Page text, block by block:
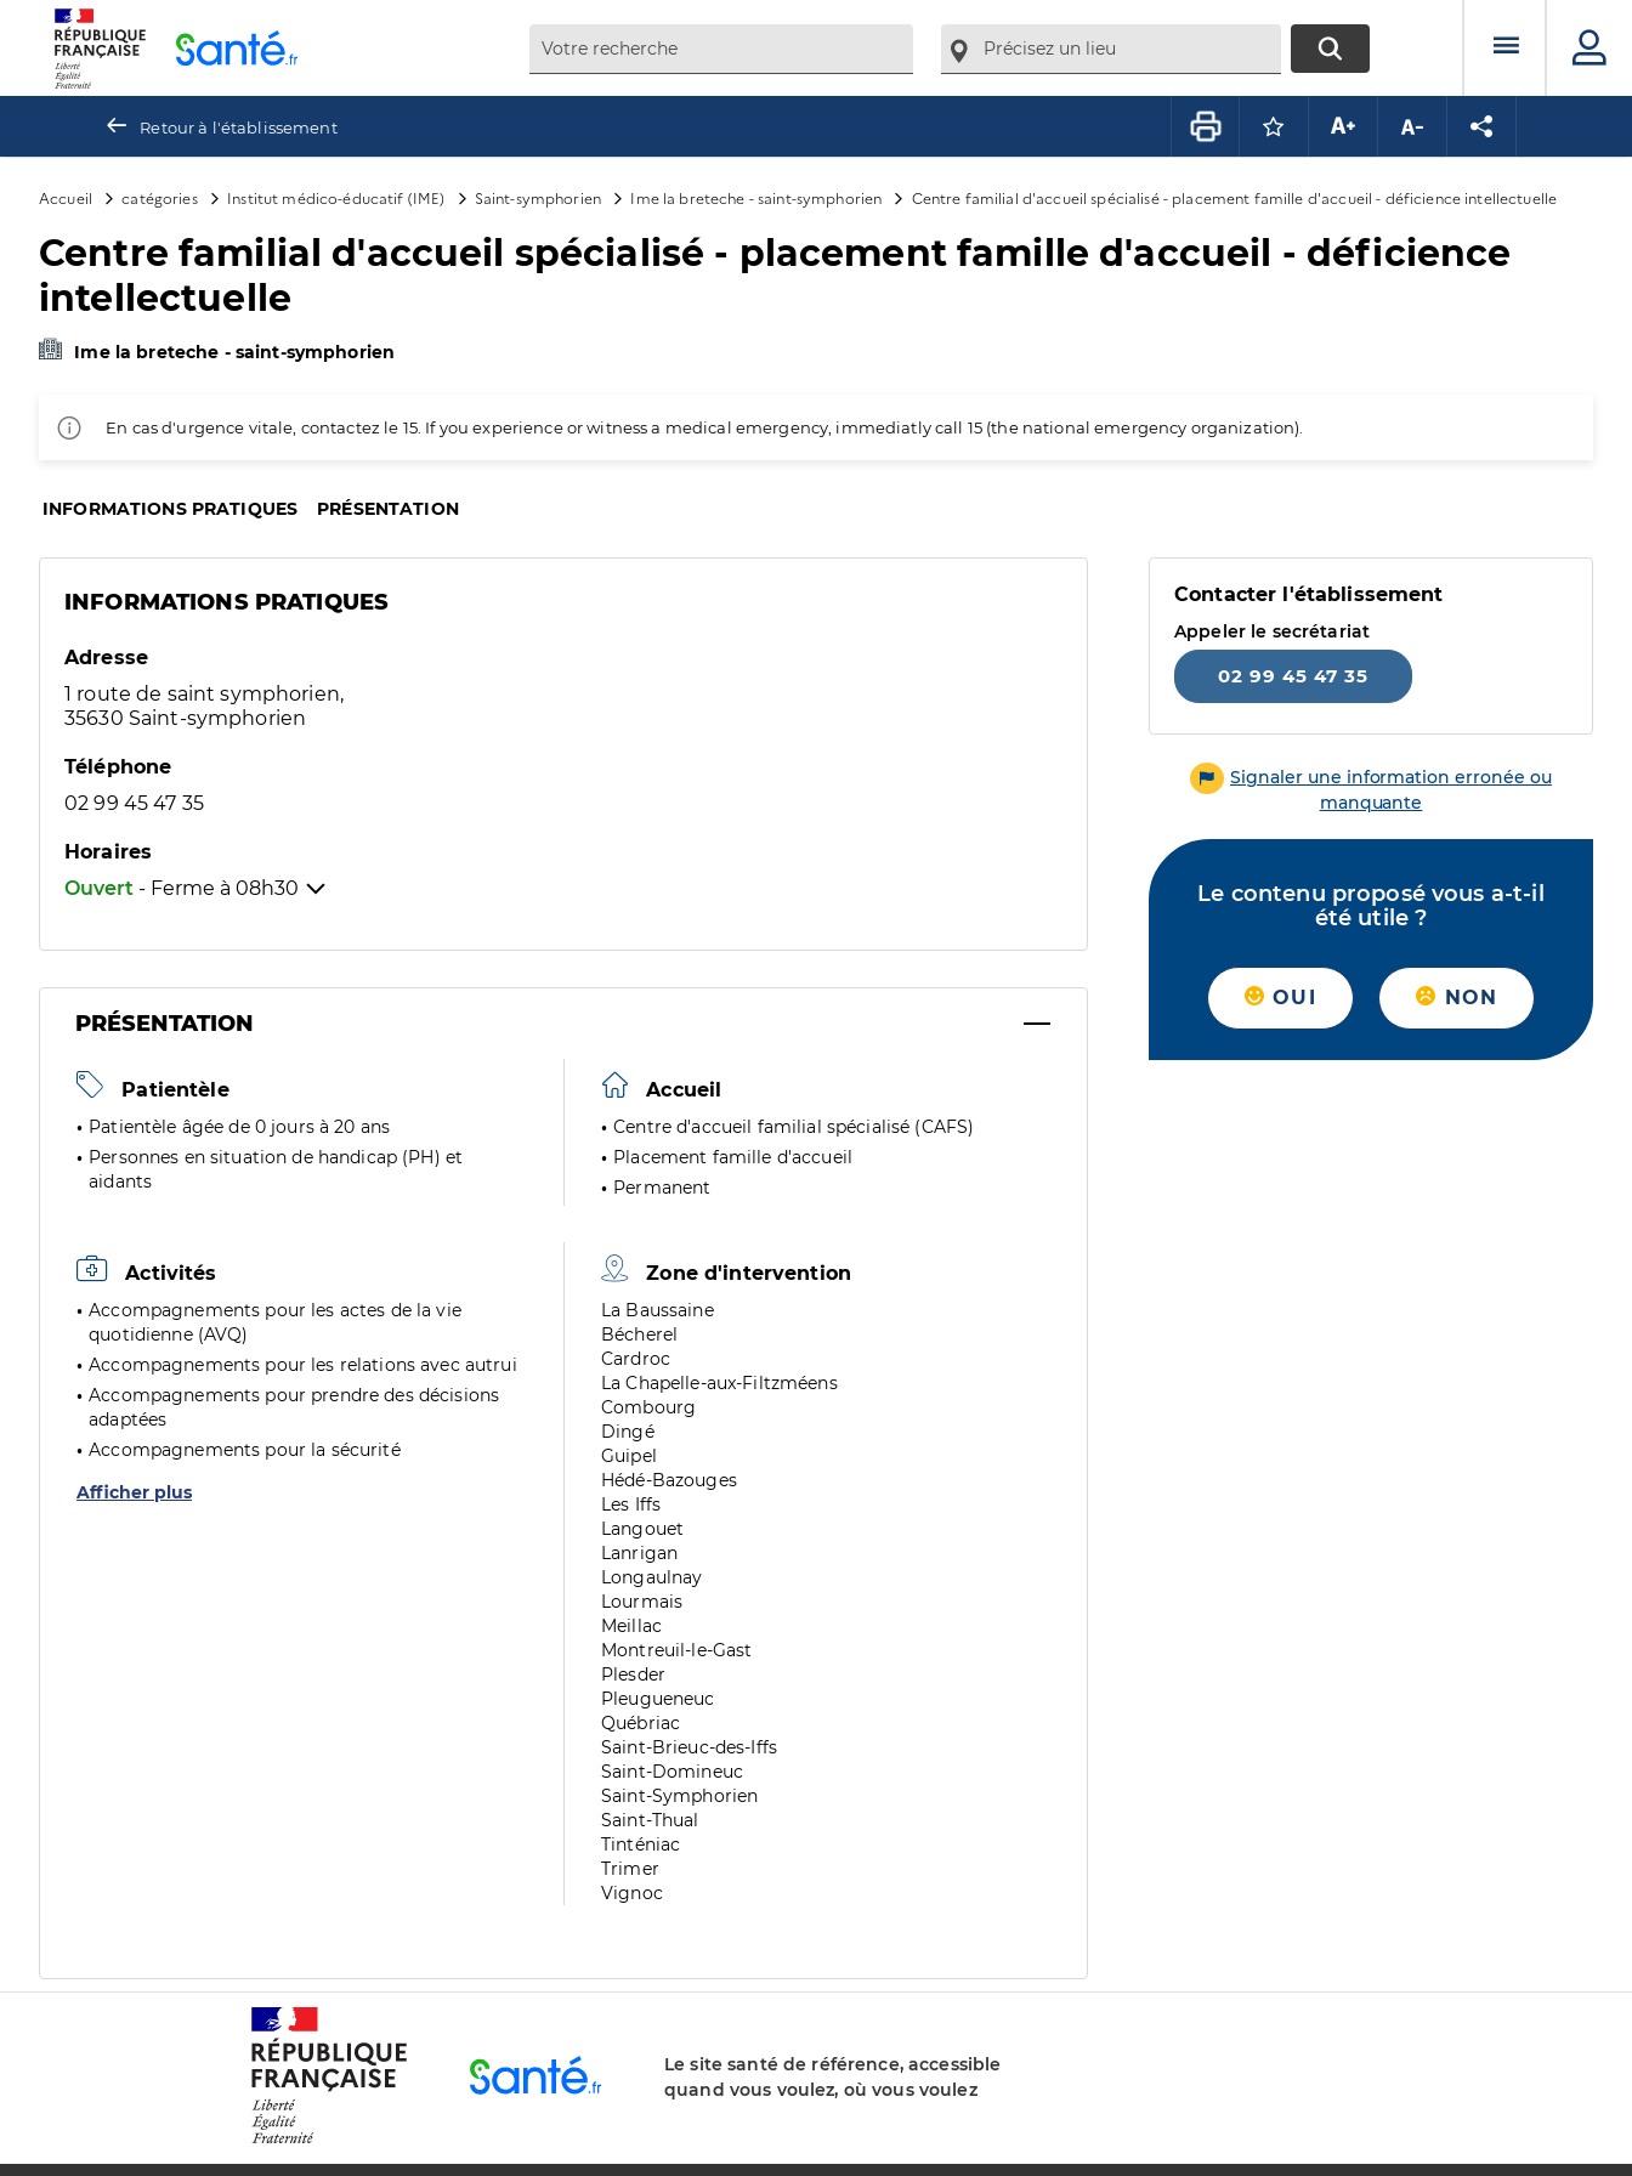
RECHERCHERMenu
Retour à l'établissement Connectez-vous pour mettre ce
Augmenter la taille du texte
Diminuer la taille du
Partager la
Accueil catégories Institut médico-éducatif (IME) Saint-symphorien Ime la breteche - saint-symphorien Centre familial d'accueil spécialisé - placement famille d'accueil - déficience intellectuelle
Centre familial d'accueil spécialisé - placement famille d'accueil - déficience
intellectuelle
Ime la breteche - saint-symphorien
En cas d'urgence vitale, contactez le 15. If you experience or witness a medical emergency, immediatly call 15 (the national emergency organization).
INFORMATIONS PRATIQUES PRÉSENTATION
INFORMATIONS PRATIQUES
Adresse
1 route de saint symphorien,
35630 Saint-symphorien
Téléphone
02 99 45 47 35
Horaires
Ouvert - Ferme à 08h30
PRÉSENTATION
Patientèle
Patientèle âgée de 0 jours à 20 ans
Personnes en situation de handicap (PH) et
aidants
Accueil
Centre d'accueil familial spécialisé (CAFS)
Placement famille d'accueil
Permanent
Activités
Accompagnements pour les actes de la vie
quotidienne (AVQ)
Accompagnements pour les relations avec autrui
Accompagnements pour prendre des décisions
adaptées
Accompagnements pour la sécurité
Afficher plus
Zone d'intervention
Zone
de
division
La Baussaine
Zone
de
division
Bécherel
Zone
de
division
Cardroc
Zone
de
division
La Chapelle-aux-Filtzméens
Zone
de
division
Combourg
Zone
de
division
Dingé
Zone
de
division
Guipel
Zone
de
division
Hédé-Bazouges
Zone
de
division
Les Iffs
Zone
de
division
Langouet
Zone
de
division
Lanrigan
Zone
de
division
Longaulnay
Zone
de
division
Lourmais
Zone
de
division
Meillac
Zone
de
division
Montreuil-le-Gast
Zone
de
division
Plesder
Zone
de
division
Pleugueneuc
Zone
de
division
Québriac
Zone
de
division
Saint-Brieuc-des-Iffs
Zone
de
division
Saint-Domineuc
Zone
de
division
Saint-Symphorien
Zone
de
division
Saint-Thual
Zone
de
division
Tinténiac
Zone
de
Trimer
Zone
Vignoc
Contacter l'établissement
Appeler le secrétariat
02 99 45 47 35
Signaler une information erronée ou
manquante
Le contenu proposé vous a-t-il
été utile ?
OUI NON
Le site santé de référence, accessible
quand vous voulez, où vous voulez
Panneau de gestion des cookies